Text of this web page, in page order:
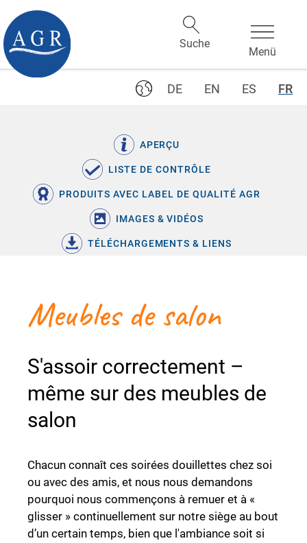
DE EN ES FR
APERÇU
LISTE DE CONTRÔLE
PRODUITS AVEC LABEL DE QUALITÉ AGR
IMAGES & VIDÉOS
TÉLÉCHARGEMENTS & LIENS
Meubles de salon
S'assoir correctement –
même sur des meubles de
salon
Chacun connaît ces soirées douillettes chez soi
ou avec des amis, et nous nous demandons
pourquoi nous commençons à remuer et à «
glisser » continuellement sur notre siège au bout
d’un certain temps, bien que l'ambiance soit si